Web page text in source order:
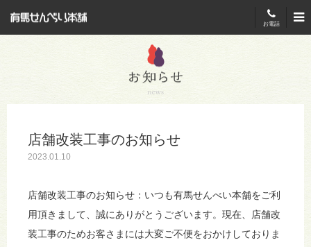
お電話
店舗改装工事のお知らせ
2023.01.10
店舗改装工事のお知らせ：いつも有馬せんべい本舗をご利
用頂きまして、誠にありがとうございます。現在、店舗改
装工事のためお客さまには大変ご不便をおかけしておりま